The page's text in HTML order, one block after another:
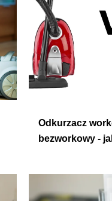
Odkurzacz
bezworkowy -